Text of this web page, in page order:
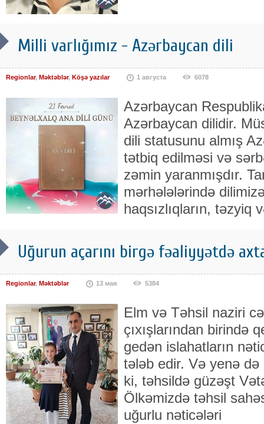
Milli varlığımız - Azərbaycan dili
Regionlar, Məktəblər, Köşə yazılar 1 августа 6078
Azərbaycan
Azərbaycan dilidir.
dili statusunu almış
tətbiq edilməsi və
zəmin yaranmışdır.
mərhələlərində
haqsızlıqların, təzyiq
Uğurun açarını birgə fəaliyyətdə
Regionlar, Məktəblər 13 мая 5384
Elm və Təhsil naziri
çıxışlarından birində
gedən islahatların
tələb edir. Və yenə
ki, təhsildə güzəşt
Ölkəmizdə təhsil
uğurlu nəticələri